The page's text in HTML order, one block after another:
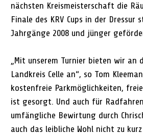
nächsten Kreismeisterschaft die
Finale des KRV Cups in der
Jahrgänge 2008 und jünger
„Mit unserem Turnier bieten wir an
Landkreis Celle an“, so Tom
kostenfreie Parkmöglichkeiten,
ist gesorgt. Und auch für
umfängliche Bewirtung durch
auch das leibliche Wohl nicht zu